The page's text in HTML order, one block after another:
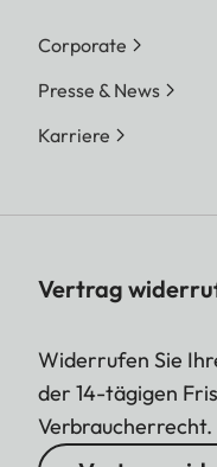
Corporate
Presse & News
Karriere
Vertrag
Widerrufen Sie
der 14-tägigen
Verbraucherrecht.